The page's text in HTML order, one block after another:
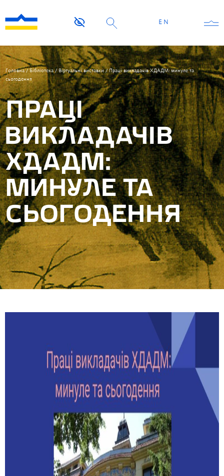
EN
Головна/Бібліотека/ Віртуальні виставки /Праці викладачів ХДАДМ: минуле та
сьогодення
ПРАЦІ
ВИКЛАДАЧІВ
ХДАДМ:
МИНУЛЕ ТА
СЬОГОДЕННЯ